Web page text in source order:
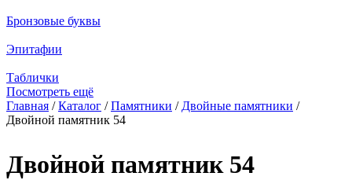
Бронзовые буквы
Эпитафии
Таблички
Посмотреть ещё
Вы здесь
Главная / Каталог / Памятники / Двойные памятники /
Двойной памятник 54
Двойной памятник 54